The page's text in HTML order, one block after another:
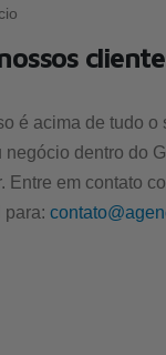
é acima de tudo
dentro do
em contato